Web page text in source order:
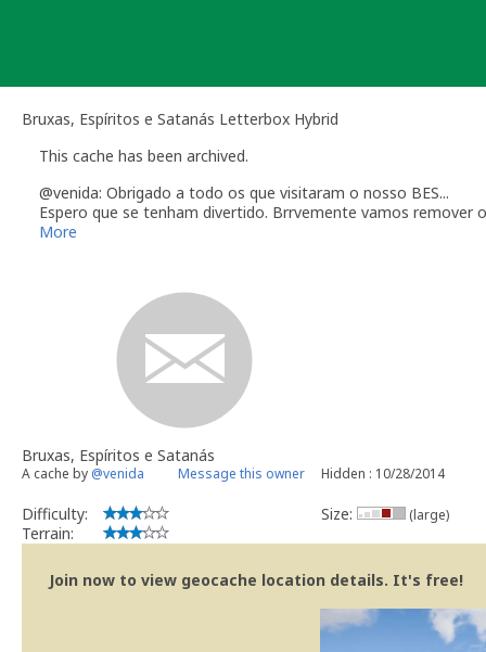
Bruxas, Espíritos e Satanás Letterbox Hybrid
This cache has been archived.
@venida: Obrigado a todo os que visitaram o nosso BES...
Espero que se tenham divertido. Brrvemente vamos remover
More
Bruxas, Espíritos e Satanás
A cache by @venida Message this owner Hidden : 10/28/2014
Difficulty:
Terrain:
Size: (large)
Join now to view geocache location details. It's free!